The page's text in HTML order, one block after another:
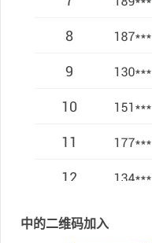
中的二维码加入